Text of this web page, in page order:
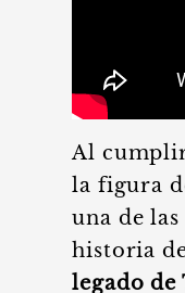
Al
la figura
una de
historia
legado de